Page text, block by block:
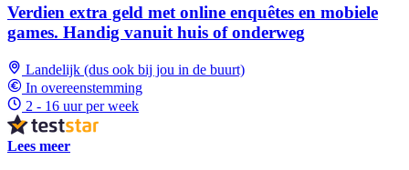
Verdien extra geld met online enquêtes en mobiele
games. Handig vanuit huis of onderweg
Landelijk (dus ook bij jou in de buurt)
In overeenstemming
2 - 16 uur per week
Lees meer